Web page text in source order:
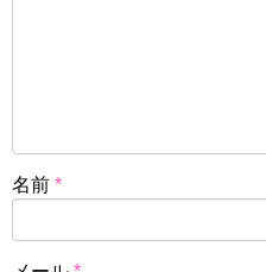
名前 *